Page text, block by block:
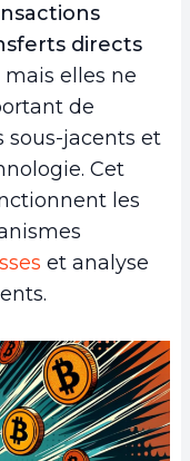
directs
mais elles ne
de
sous-jacents et
Cet
les
et analyse